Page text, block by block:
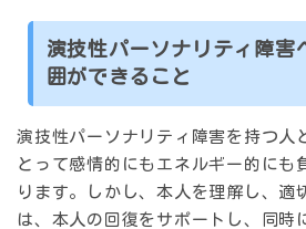
演技性パーソナリティ障害
囲ができること
演技性パーソナリティ障害を持つ人
とって感情的にもエネルギー的にも
ります。しかし、本人を理解し、適
は、本人の回復をサポートし、同時